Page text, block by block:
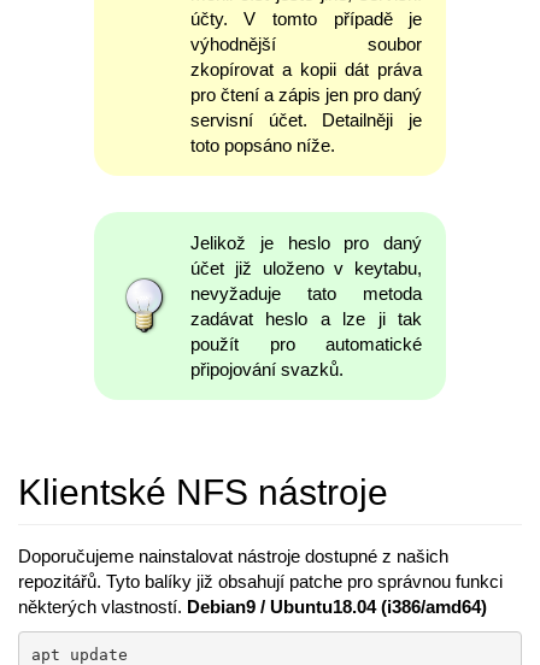
účty. V tomto případě je
výhodnější soubor
zkopírovat a kopii dát práva
pro čtení a zápis jen pro daný
servisní účet. Detailněji je
toto popsáno níže.
Jelikož je heslo pro daný
účet již uloženo v keytabu,
nevyžaduje tato metoda
zadávat heslo a lze ji tak
použít pro automatické
připojování svazků.
Klientské NFS nástroje
Doporučujeme nainstalovat nástroje dostupné z našich
repozitářů. Tyto balíky již obsahují patche pro správnou funkci
některých vlastností. Debian9 / Ubuntu18.04 (i386/amd64)
apt update